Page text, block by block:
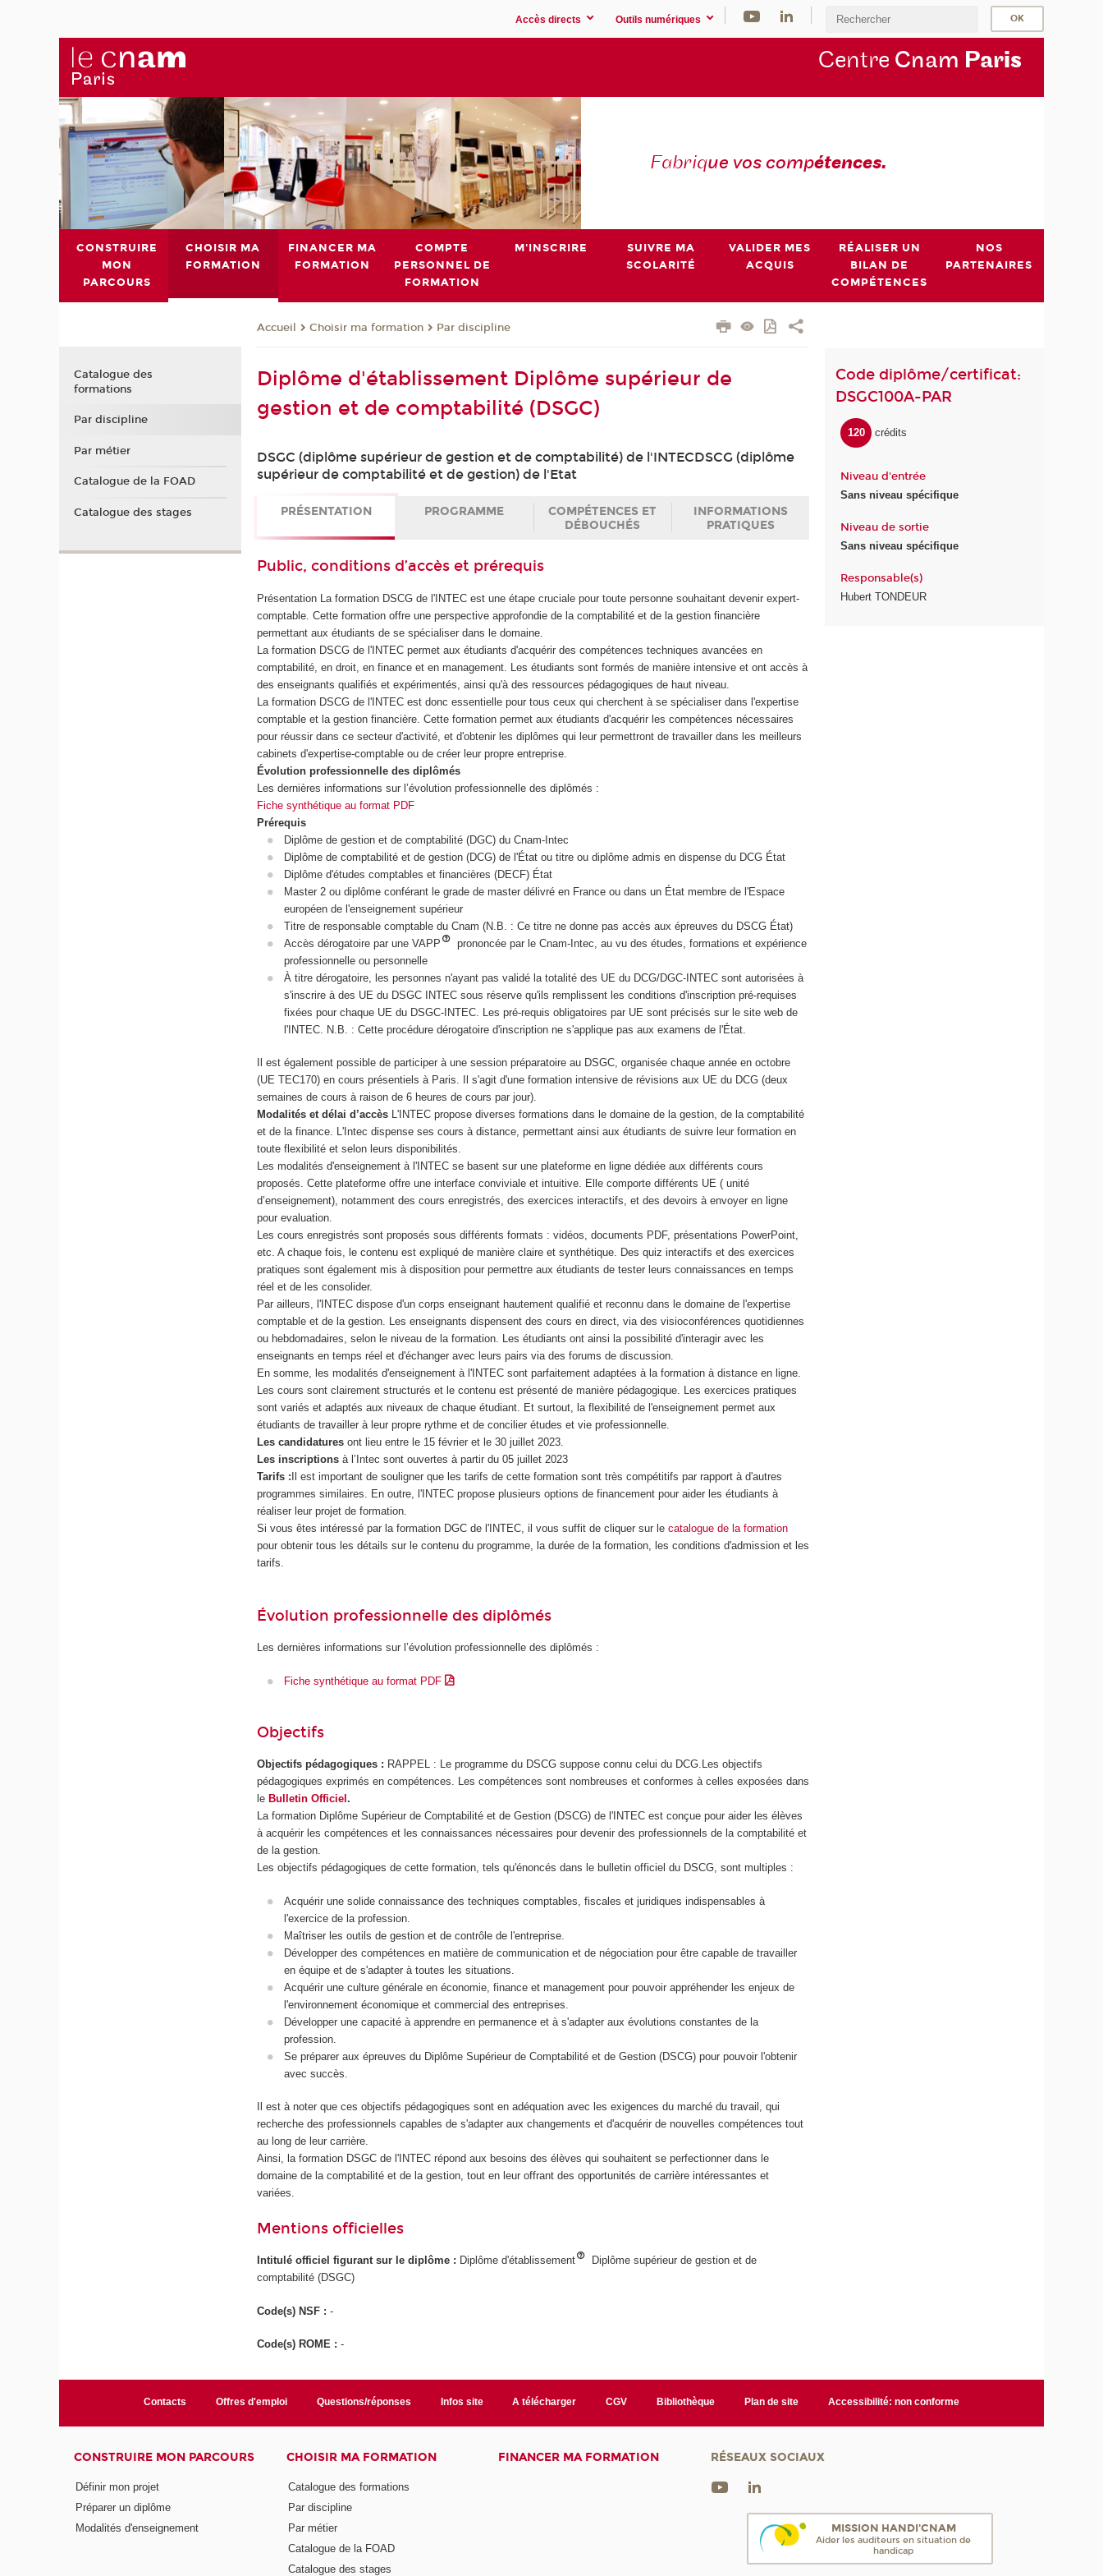
Accès directs Outils numériques
Centre Cnam Paris
Fabrique vos compétences.
CONSTRUIRE
MON
PARCOURS
CHOISIR MA
FORMATION
FINANCER MA
FORMATION
COMPTE
PERSONNEL DE
FORMATION
M'INSCRIRE
SUIVRE MA
SCOLARITÉ
VALIDER MES
ACQUIS
RÉALISER UN
BILAN DE
COMPÉTENCES
NOS
PARTENAIRES
Accueil Choisir ma formation Par discipline
Diplôme d'établissement Diplôme supérieur de
gestion et de comptabilité (DSGC)
DSGC (diplôme supérieur de gestion et de comptabilité) de l'INTECDSCG (diplôme
supérieur de comptabilité et de gestion) de l'Etat
PRÉSENTATION PROGRAMME
COMPÉTENCES ET
DÉBOUCHÉS
INFORMATIONS
PRATIQUES
Public, conditions d’accès et prérequis
Présentation La formation DSCG de l'INTEC est une étape cruciale pour toute personne souhaitant devenir expert-
comptable. Cette formation offre une perspective approfondie de la comptabilité et de la gestion financière
permettant aux étudiants de se spécialiser dans le domaine.
La formation DSCG de l'INTEC permet aux étudiants d'acquérir des compétences techniques avancées en
comptabilité, en droit, en finance et en management. Les étudiants sont formés de manière intensive et ont accès à
des enseignants qualifiés et expérimentés, ainsi qu'à des ressources pédagogiques de haut niveau.
La formation DSCG de l'INTEC est donc essentielle pour tous ceux qui cherchent à se spécialiser dans l'expertise
comptable et la gestion financière. Cette formation permet aux étudiants d'acquérir les compétences nécessaires
pour réussir dans ce secteur d'activité, et d'obtenir les diplômes qui leur permettront de travailler dans les meilleurs
cabinets d'expertise-comptable ou de créer leur propre entreprise.
Évolution professionnelle des diplômés
Les dernières informations sur l’évolution professionnelle des diplômés :
Fiche synthétique au format PDF
Prérequis
Diplôme de gestion et de comptabilité (DGC) du Cnam-Intec
Diplôme de comptabilité et de gestion (DCG) de l'État ou titre ou diplôme admis en dispense du DCG État
Diplôme d'études comptables et financières (DECF) État
Master 2 ou diplôme conférant le grade de master délivré en France ou dans un État membre de l'Espace
européen de l'enseignement supérieur
Titre de responsable comptable du Cnam (N.B. : Ce titre ne donne pas accès aux épreuves du DSCG État)
Accès dérogatoire par une VAPP
prononcée par le Cnam-Intec, au vu des études, formations et expérience
professionnelle ou personnelle
À titre dérogatoire, les personnes n'ayant pas validé la totalité des UE du DCG/DGC-INTEC sont autorisées à
s'inscrire à des UE du DSGC INTEC sous réserve qu'ils remplissent les conditions d'inscription pré-requises
fixées pour chaque UE du DSGC-INTEC. Les pré-requis obligatoires par UE sont précisés sur le site web de
l'INTEC. N.B. : Cette procédure dérogatoire d'inscription ne s'applique pas aux examens de l'État.
Il est également possible de participer à une session préparatoire au DSGC, organisée chaque année en octobre
(UE TEC170) en cours présentiels à Paris. Il s'agit d'une formation intensive de révisions aux UE du DCG (deux
semaines de cours à raison de 6 heures de cours par jour).
Modalités et délai d’accès L'INTEC propose diverses formations dans le domaine de la gestion, de la comptabilité
et de la finance. L'Intec dispense ses cours à distance, permettant ainsi aux étudiants de suivre leur formation en
toute flexibilité et selon leurs disponibilités.
Les modalités d'enseignement à l'INTEC se basent sur une plateforme en ligne dédiée aux différents cours
proposés. Cette plateforme offre une interface conviviale et intuitive. Elle comporte différents UE ( unité
d’enseignement), notamment des cours enregistrés, des exercices interactifs, et des devoirs à envoyer en ligne
pour evaluation.
Les cours enregistrés sont proposés sous différents formats : vidéos, documents PDF, présentations PowerPoint,
etc. A chaque fois, le contenu est expliqué de manière claire et synthétique. Des quiz interactifs et des exercices
pratiques sont également mis à disposition pour permettre aux étudiants de tester leurs connaissances en temps
réel et de les consolider.
Par ailleurs, l'INTEC dispose d'un corps enseignant hautement qualifié et reconnu dans le domaine de l'expertise
comptable et de la gestion. Les enseignants dispensent des cours en direct, via des visioconférences quotidiennes
ou hebdomadaires, selon le niveau de la formation. Les étudiants ont ainsi la possibilité d'interagir avec les
enseignants en temps réel et d'échanger avec leurs pairs via des forums de discussion.
En somme, les modalités d'enseignement à l'INTEC sont parfaitement adaptées à la formation à distance en ligne.
Les cours sont clairement structurés et le contenu est présenté de manière pédagogique. Les exercices pratiques
sont variés et adaptés aux niveaux de chaque étudiant. Et surtout, la flexibilité de l'enseignement permet aux
étudiants de travailler à leur propre rythme et de concilier études et vie professionnelle.
Les candidatures ont lieu entre le 15 février et le 30 juillet 2023.
Les inscriptionsà l’Intec sont ouvertes à partir du 05 juillet 2023
Tarifs : Il est important de souligner que les tarifs de cette formation sont très compétitifs par rapport à d'autres
programmes similaires. En outre, l'INTEC propose plusieurs options de financement pour aider les étudiants à
réaliser leur projet de formation.
Si vous êtes intéressé par la formation DGC de l'INTEC, il vous suffit de cliquer sur lecatalogue de la formation
pour obtenir tous les détails sur le contenu du programme, la durée de la formation, les conditions d'admission et les
tarifs.
Évolution professionnelle des diplômés
Les dernières informations sur l’évolution professionnelle des diplômés :
Fiche synthétique au format PDF
Objectifs
Objectifs pédagogiques : RAPPEL : Le programme du DSCG suppose connu celui du DCG.Les objectifs
pédagogiques exprimés en compétences. Les compétences sont nombreuses et conformes à celles exposées dans
le Bulletin Officiel.
La formation Diplôme Supérieur de Comptabilité et de Gestion (DSCG) de l'INTEC est conçue pour aider les élèves
à acquérir les compétences et les connaissances nécessaires pour devenir des professionnels de la comptabilité et
de la gestion.
Les objectifs pédagogiques de cette formation, tels qu'énoncés dans le bulletin officiel du DSCG, sont multiples :
Acquérir une solide connaissance des techniques comptables, fiscales et juridiques indispensables à
l'exercice de la profession.
Maîtriser les outils de gestion et de contrôle de l'entreprise.
Développer des compétences en matière de communication et de négociation pour être capable de travailler
en équipe et de s'adapter à toutes les situations.
Acquérir une culture générale en économie, finance et management pour pouvoir appréhender les enjeux de
l'environnement économique et commercial des entreprises.
Développer une capacité à apprendre en permanence et à s'adapter aux évolutions constantes de la
profession.
Se préparer aux épreuves du Diplôme Supérieur de Comptabilité et de Gestion (DSCG) pour pouvoir l'obtenir
avec succès.
Il est à noter que ces objectifs pédagogiques sont en adéquation avec les exigences du marché du travail, qui
recherche des professionnels capables de s'adapter aux changements et d'acquérir de nouvelles compétences tout
au long de leur carrière.
Ainsi, la formation DSGC de l'INTEC répond aux besoins des élèves qui souhaitent se perfectionner dans le
domaine de la comptabilité et de la gestion, tout en leur offrant des opportunités de carrière intéressantes et
variées.
Mentions officielles
Intitulé officiel figurant sur le diplôme : Diplôme d'établissement
Diplôme supérieur de gestion et de
comptabilité (DSGC)
Code(s) NSF :-
Code(s) ROME :-
Code diplôme/certificat:
DSGC100A-PAR
120 crédits
Niveau d'entrée
Sans niveau spécifique
Niveau de sortie
Sans niveau spécifique
Responsable(s)
Hubert TONDEUR
Catalogue des
formations
Par discipline
Par métier
Catalogue de la FOAD
Catalogue des stages
Contacts Offres d'emploi Questions/réponses Infos site A télécharger CGV Bibliothèque Plan de site Accessibilité: non conforme
CONSTRUIRE MON PARCOURS
Définir mon projet
Préparer un diplôme
Modalités d'enseignement
CHOISIR MA FORMATION
Catalogue des formations
Par discipline
Par métier
Catalogue de la FOAD
Catalogue des stages
FINANCER MA FORMATION RÉSEAUX SOCIAUX
MISSION HANDI'CNAM
Aider les auditeurs en situation de
handicap